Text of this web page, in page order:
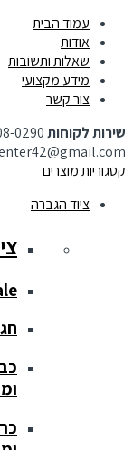
עמוד הבית
אודות
שאלות ותשובות
מידע מקצועי
צור קשר
שירות לקוחות077-208-0290
קטגוריות מוצרים
ציוד הגברה